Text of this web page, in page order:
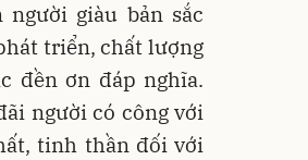
giàu bản sắc
triển, chất lượng
đền ơn đáp nghĩa.
người có công với
tinh thần đối với